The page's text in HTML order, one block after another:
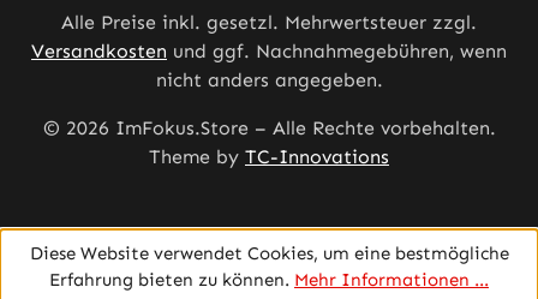
Alle Preise inkl. gesetzl. Mehrwertsteuer zzgl.
Versandkosten und ggf. Nachnahmegebühren, wenn
nicht anders angegeben.
© 2026 ImFokus.Store – Alle Rechte vorbehalten.
Theme by TC-Innovations
Diese Website verwendet Cookies, um eine bestmögliche
Erfahrung bieten zu können. Mehr Informationen ...